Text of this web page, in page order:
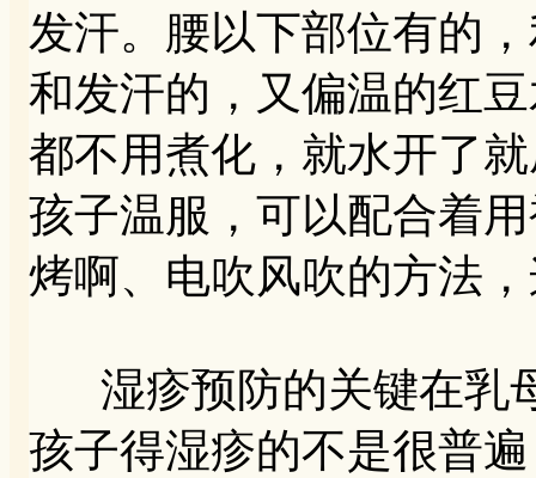
发汗。腰以下部位有的
和发汗的，又偏温的红
都不用煮化，就水开了
孩子温服，可以配合着
烤啊、电吹风吹的方法
湿疹预防的关键在乳
孩子得湿疹的不是很普